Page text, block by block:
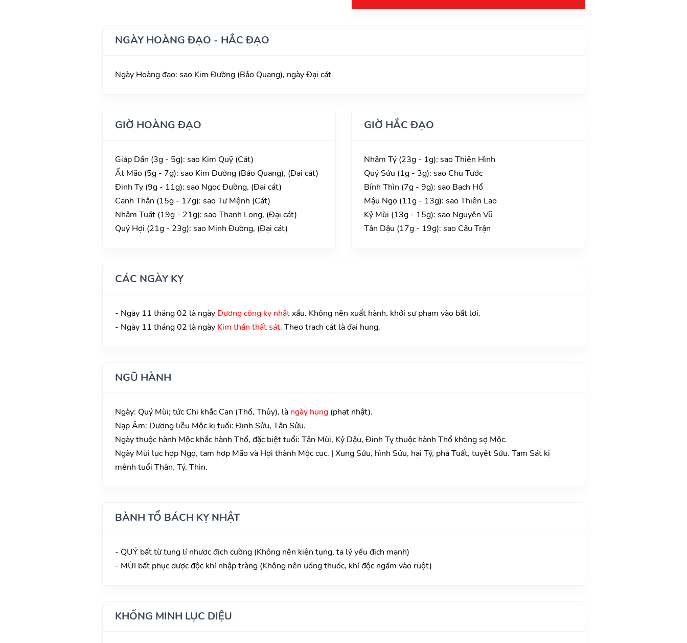
NGÀY HOÀNG ĐẠO - HẮC ĐẠO
Ngày Hoàng đạo: sao Kim Đường (Bảo Quang), ngày Đại cát
GIỜ HOÀNG ĐẠO
Giáp Dần (3g - 5g): sao Kim Quỹ (Cát)
Ất Mão (5g - 7g): sao Kim Đường (Bảo Quang), (Đại cát)
Đinh Tỵ (9g - 11g): sao Ngọc Đường, (Đại cát)
Canh Thân (15g - 17g): sao Tư Mệnh (Cát)
Nhâm Tuất (19g - 21g): sao Thanh Long, (Đại cát)
Quý Hợi (21g - 23g): sao Minh Đường, (Đại cát)
GIỜ HẮC ĐẠO
Nhâm Tý (23g - 1g): sao Thiên Hình
Quý Sửu (1g - 3g): sao Chu Tước
Bính Thìn (7g - 9g): sao Bạch Hổ
Mậu Ngọ (11g - 13g): sao Thiên Lao
Kỷ Mùi (13g - 15g): sao Nguyên Vũ
Tân Dậu (17g - 19g): sao Câu Trận
CÁC NGÀY KỴ
- Ngày 11 tháng 02 là ngày Dương công kỵ nhậtxấu. Không nên xuất hành, khởi sự phạm vào bất lợi.
- Ngày 11 tháng 02 là ngày Kim thần thất sát. Theo trạch cát là đại hung.
NGŨ HÀNH
Ngày: Quý Mùi; tức Chi khắc Can (Thổ, Thủy), là ngày hung(phạt nhật).
Nạp Âm: Dương liễu Mộc kị tuổi: Đinh Sửu, Tân Sửu.
Ngày thuộc hành Mộc khắc hành Thổ, đặc biệt tuổi: Tân Mùi, Kỷ Dậu, Đinh Tỵ thuộc hành Thổ không sợ Mộc.
Ngày Mùi lục hợp Ngọ, tam hợp Mão và Hợi thành Mộc cục. | Xung Sửu, hình Sửu, hại Tý, phá Tuất, tuyệt Sửu. Tam Sát kị
mệnh tuổi Thân, Tý, Thìn.
BÀNH TỔ BÁCH KỴ NHẬT
- QUÝ bất từ tụng lí nhược địch cường (Không nên kiện tụng, ta lý yếu địch mạnh)
- MÙI bất phục dược độc khí nhập tràng (Không nên uống thuốc, khí độc ngấm vào ruột)
KHỔNG MINH LỤC DIỆU